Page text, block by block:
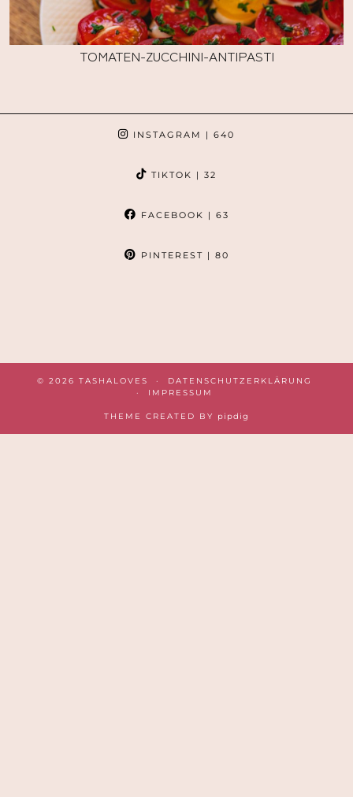
TOMATEN-ZUCCHINI-ANTIPASTI
INSTAGRAM | 640
TIKTOK | 32
FACEBOOK | 63
PINTEREST | 80
© 2026 TASHALOVES
DATENSCHUTZERKLÄRUNG
IMPRESSUM
THEME CREATED BY pipdig